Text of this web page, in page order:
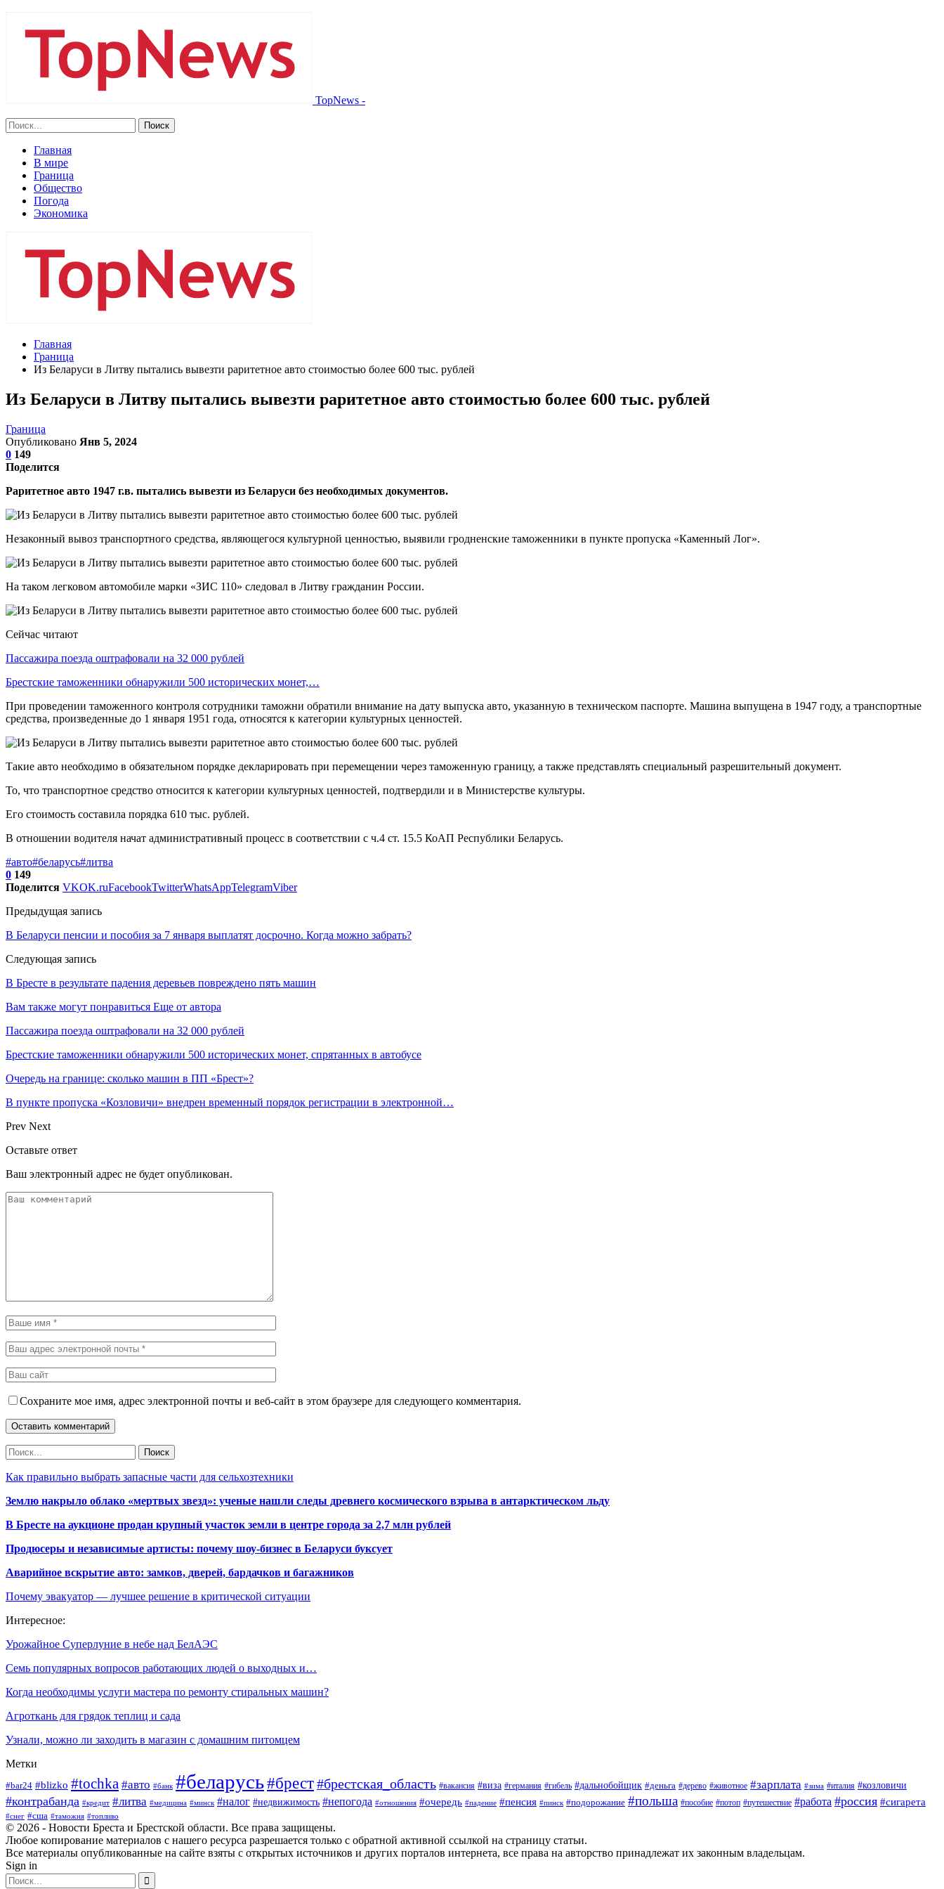
TopNews -
Главная
В мире
Граница
Общество
Погода
Экономика
Главная
Граница
Из Беларуси в Литву пытались вывезти раритетное авто стоимостью более 600 тыс. рублей
Из Беларуси в Литву пытались вывезти раритетное авто стоимостью более 600 тыс. рублей
Граница
Опубликовано Янв 5, 2024
0 149
Поделится
Раритетное авто 1947 г.в. пытались вывезти из Беларуси без необходимых документов.
Незаконный вывоз транспортного средства, являющегося культурной ценностью, выявили гродненские таможенники в пункте пропуска «Каменный Лог».
На таком легковом автомобиле марки «ЗИС 110» следовал в Литву гражданин России.
Сейчас читают
Пассажира поезда оштрафовали на 32 000 рублей
Брестские таможенники обнаружили 500 исторических монет,…
При проведении таможенного контроля сотрудники таможни обратили внимание на дату выпуска авто, указанную в техническом паспорте. Машина выпущена в 1947 году, а транспортные
средства, произведенные до 1 января 1951 года, относятся к категории культурных ценностей.
Такие авто необходимо в обязательном порядке декларировать при перемещении через таможенную границу, а также представлять специальный разрешительный документ.
То, что транспортное средство относится к категории культурных ценностей, подтвердили и в Министерстве культуры.
Его стоимость составила порядка 610 тыс. рублей.
В отношении водителя начат административный процесс в соответствии с ч.4 ст. 15.5 КоАП Республики Беларусь.
#авто#беларусь#литва
0 149
Поделится VKOK.ruFacebookTwitterWhatsAppTelegramViber
Предыдущая запись
В Беларуси пенсии и пособия за 7 января выплатят досрочно. Когда можно забрать?
Следующая запись
В Бресте в результате падения деревьев повреждено пять машин
Вам также могут понравиться Еще от автора
Пассажира поезда оштрафовали на 32 000 рублей
Брестские таможенники обнаружили 500 исторических монет, спрятанных в автобусе
Очередь на границе: сколько машин в ПП «Брест»?
В пункте пропуска «Козловичи» внедрен временный порядок регистрации в электронной…
Prev Next
Оставьте ответ
Ваш электронный адрес не будет опубликован.
Сохраните мое имя, адрес электронной почты и веб-сайт в этом браузере для следующего комментария.
Как правильно выбрать запасные части для сельхозтехники
Землю накрыло облако «мертвых звезд»: ученые нашли следы древнего космического взрыва в антарктическом льду
В Бресте на аукционе продан крупный участок земли в центре города за 2,7 млн рублей
Продюсеры и независимые артисты: почему шоу-бизнес в Беларуси буксует
Аварийное вскрытие авто: замков, дверей, бардачков и багажников
Почему эвакуатор — лучшее решение в критической ситуации
Интересное:
Урожайное Суперлуние в небе над БелАЭС
Семь популярных вопросов работающих людей о выходных и…
Когда необходимы услуги мастера по ремонту стиральных машин?
Агроткань для грядок теплиц и сада
Узнали, можно ли заходить в магазин с домашним питомцем
Метки
#bar24 #blizko #tochka #авто #банк #беларусь#брест#брестская_область #вакансия #виза #германия #гибель #дальнобойщик #деньга #дерево #животное #зарплата #зима #италия #козловичи
#контрабанда #кредит #литва #медицина #минск #налог #недвижимость #непогода #отношения #очередь #падение #пенсия #пинск #подорожание #польша #пособие #потоп #путешествие #работа #россия #сигарета
#снег #сша #таможня #топливо
© 2026 - Новости Бреста и Брестской области. Все права защищены.
Любое копирование материалов с нашего ресурса разрешается только с обратной активной ссылкой на страницу статьи.
Все материалы опубликованные на сайте взяты с открытых источников и других порталов интернета, все права на авторство принадлежат их законным владельцам.
Sign in